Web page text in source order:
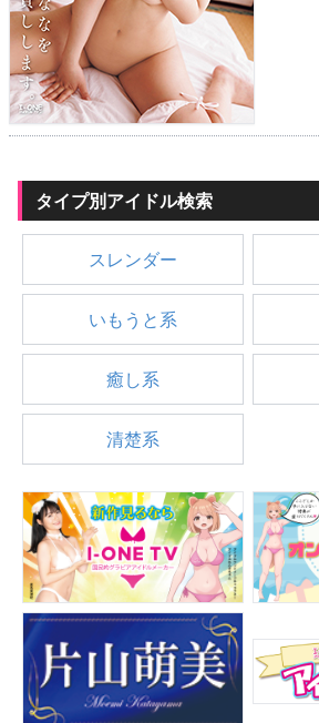
タイプ別アイドル検索
スレンダー
いもうと系
癒し系
清楚系